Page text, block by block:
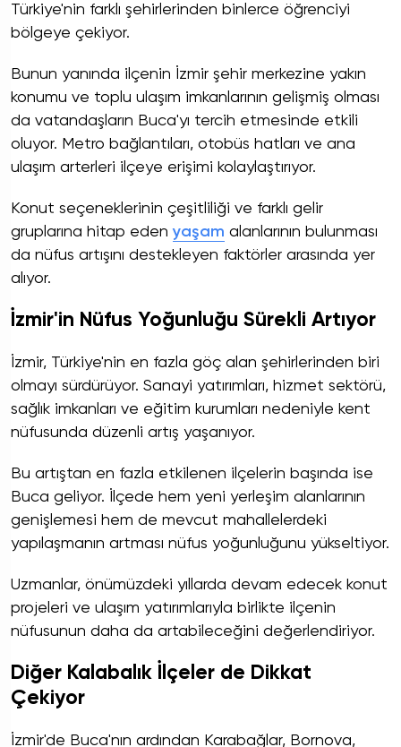
Türkiye'nin farklı şehirlerinden binlerce öğrenciyi
bölgeye çekiyor.
Bunun yanında ilçenin İzmir şehir merkezine yakın
konumu ve toplu ulaşım imkanlarının gelişmiş olması
da vatandaşların Buca'yı tercih etmesinde etkili
oluyor. Metro bağlantıları, otobüs hatları ve ana
ulaşım arterleri ilçeye erişimi kolaylaştırıyor.
Konut seçeneklerinin çeşitliliği ve farklı gelir
gruplarına hitap edenyaşam alanlarının bulunması
da nüfus artışını destekleyen faktörler arasında yer
alıyor.
İzmir'in Nüfus Yoğunluğu Sürekli Artıyor
İzmir, Türkiye'nin en fazla göç alan şehirlerinden biri
olmayı sürdürüyor. Sanayi yatırımları, hizmet sektörü,
sağlık imkanları ve eğitim kurumları nedeniyle kent
nüfusunda düzenli artış yaşanıyor.
Bu artıştan en fazla etkilenen ilçelerin başında ise
Buca geliyor. İlçede hem yeni yerleşim alanlarının
genişlemesi hem de mevcut mahallelerdeki
yapılaşmanın artması nüfus yoğunluğunu yükseltiyor.
Uzmanlar, önümüzdeki yıllarda devam edecek konut
projeleri ve ulaşım yatırımlarıyla birlikte ilçenin
nüfusunun daha da artabileceğini değerlendiriyor.
Diğer Kalabalık İlçeler de Dikkat
Çekiyor
İzmir'de Buca'nın ardından Karabağlar, Bornova,